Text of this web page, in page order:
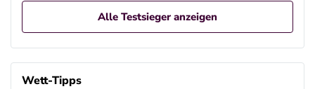
Alle Testsieger anzeigen
Wett-Tipps